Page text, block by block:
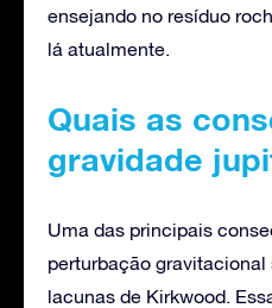
ensejando no resíduo
lá atualmente.
Quais as
gravidade
Uma das principais
perturbação
lacunas de Kirkwood.